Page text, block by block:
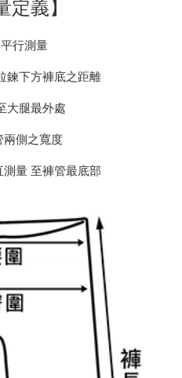
定義】
行測量
拉鍊下方褲底之距離
大腿最外處
兩側之寬度
測量 至褲管最底部